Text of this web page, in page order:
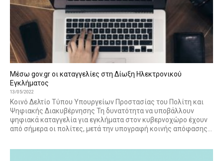
Μέσω gov.gr οι καταγγελίες στη Δίωξη Ηλεκτρονικού
Εγκλήματος
13/05/2022
Κοινό Δελτίο Τύπου Υπουργείων Προστασίας του Πολίτη και
Ψηφιακής Διακυβέρνησης Τη δυνατότητα να υποβάλλουν
ψηφιακά καταγγελία για εγκλήματα στον κυβερνοχώρο έχουν
από σήμερα οι πολίτες, μετά την υπογραφή κοινής απόφασης...